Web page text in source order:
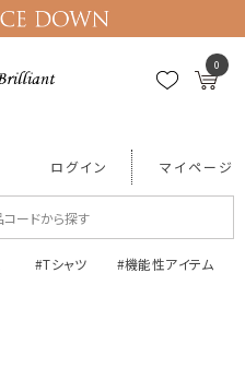
0
ログイン マイページ
#Tシャツ #機能性アイテム